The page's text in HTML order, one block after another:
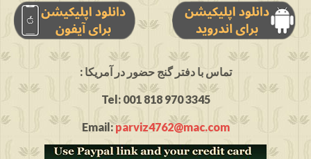
: تماس با دفتر گنج حضور در آمریکا
Tel: 001 818 970 3345
Email:parviz4762@mac.com